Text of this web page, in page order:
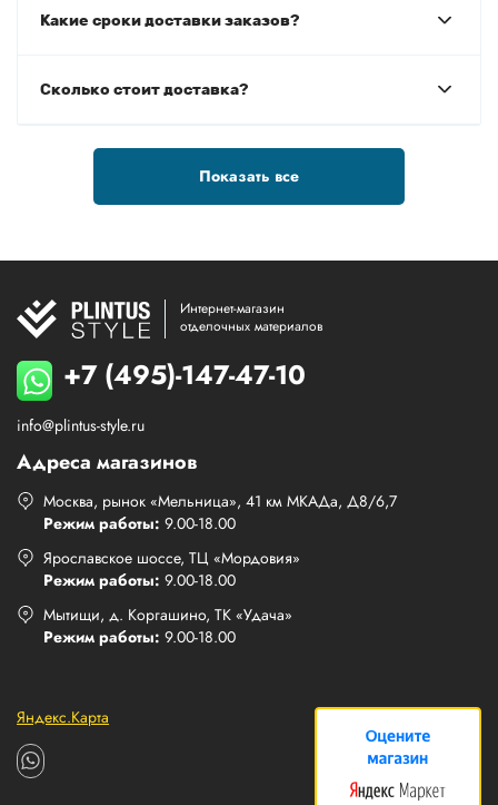
Какие сроки доставки заказов?
Сколько стоит доставка?
Показать все
Интернет-магазин
отделочных материалов
+7 (495)-147-47-10
info@plintus-style.ru
Адреса магазинов
Москва, рынок «Мельница», 41 км МКАДа, Д8/6,7
Режим работы: 9.00-18.00
Ярославское шоссе, ТЦ «Мордовия»
Режим работы: 9.00-18.00
Мытищи, д. Коргашино, ТК «Удача»
Режим работы: 9.00-18.00
Яндекс.Карта